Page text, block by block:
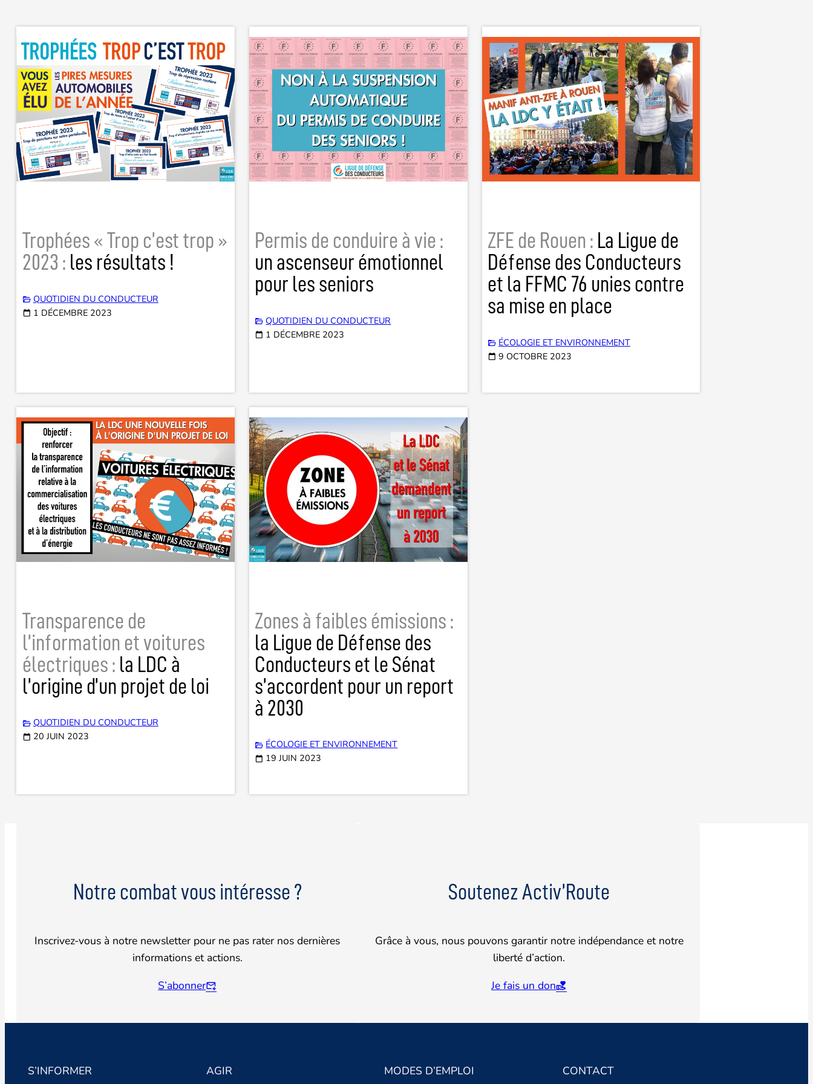
Trophées « Trop c’est trop »
2023 : les résultats !
QUOTIDIEN DU CONDUCTEUR
1 DÉCEMBRE 2023
Permis de conduire à vie :
un ascenseur émotionnel
pour les seniors
QUOTIDIEN DU CONDUCTEUR
1 DÉCEMBRE 2023
ZFE de Rouen : La Ligue de
Défense des Conducteurs
et la FFMC 76 unies contre
sa mise en place
ÉCOLOGIE ET ENVIRONNEMENT
9 OCTOBRE 2023
Transparence de
l’information et voitures
électriques : la LDC à
l’origine d’un projet de loi
QUOTIDIEN DU CONDUCTEUR
20 JUIN 2023
Zones à faibles émissions :
la Ligue de Défense des
Conducteurs et le Sénat
s’accordent pour un report
à 2030
ÉCOLOGIE ET ENVIRONNEMENT
19 JUIN 2023
Notre combat vous intéresse ?
Inscrivez-vous à notre newsletter pour ne pas rater nos dernières
informations et actions.
S’abonner
Soutenez Activ’Route
Grâce à vous, nous pouvons garantir notre indépendance et notre
liberté d’action.
Je fais un don
S’INFORMER AGIR MODES D’EMPLOI CONTACT